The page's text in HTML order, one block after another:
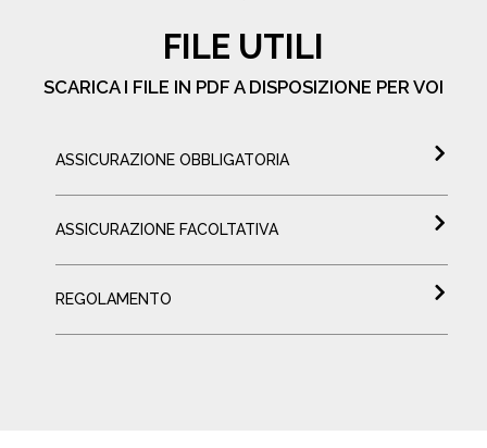
FILE UTILI
SCARICA I FILE IN PDF A DISPOSIZIONE PER VOI
ASSICURAZIONE OBBLIGATORIA
ASSICURAZIONE FACOLTATIVA
REGOLAMENTO